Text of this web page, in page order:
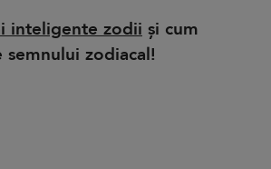
inteligente zodii și cum
zodiacal!